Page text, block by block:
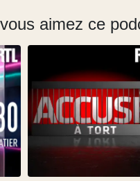
aimez ce